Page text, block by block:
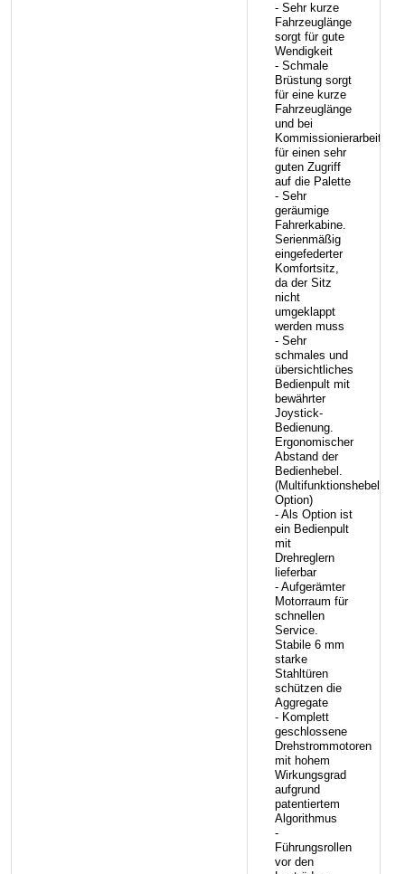
- Sehr kurze
Fahrzeuglänge
sorgt für gute
Wendigkeit
- Schmale
Brüstung sorgt
für eine kurze
Fahrzeuglänge
und bei
Kommissionierarbeiten
für einen sehr
guten Zugriff
auf die Palette
- Sehr
geräumige
Fahrerkabine.
Serienmäßig
eingefederter
Komfortsitz,
da der Sitz
nicht
umgeklappt
werden muss
- Sehr
schmales und
übersichtliches
Bedienpult mit
bewährter
Joystick-
Bedienung.
Ergonomischer
Abstand der
Bedienhebel.
(Multifunktionshebel
Option)
- Als Option ist
ein Bedienpult
mit
Drehreglern
lieferbar
- Aufgerämter
Motorraum für
schnellen
Service.
Stabile 6 mm
starke
Stahltüren
schützen die
Aggregate
- Komplett
geschlossene
Drehstrommotoren
mit hohem
Wirkungsgrad
aufgrund
patentiertem
Algorithmus
-
Führungsrollen
vor den